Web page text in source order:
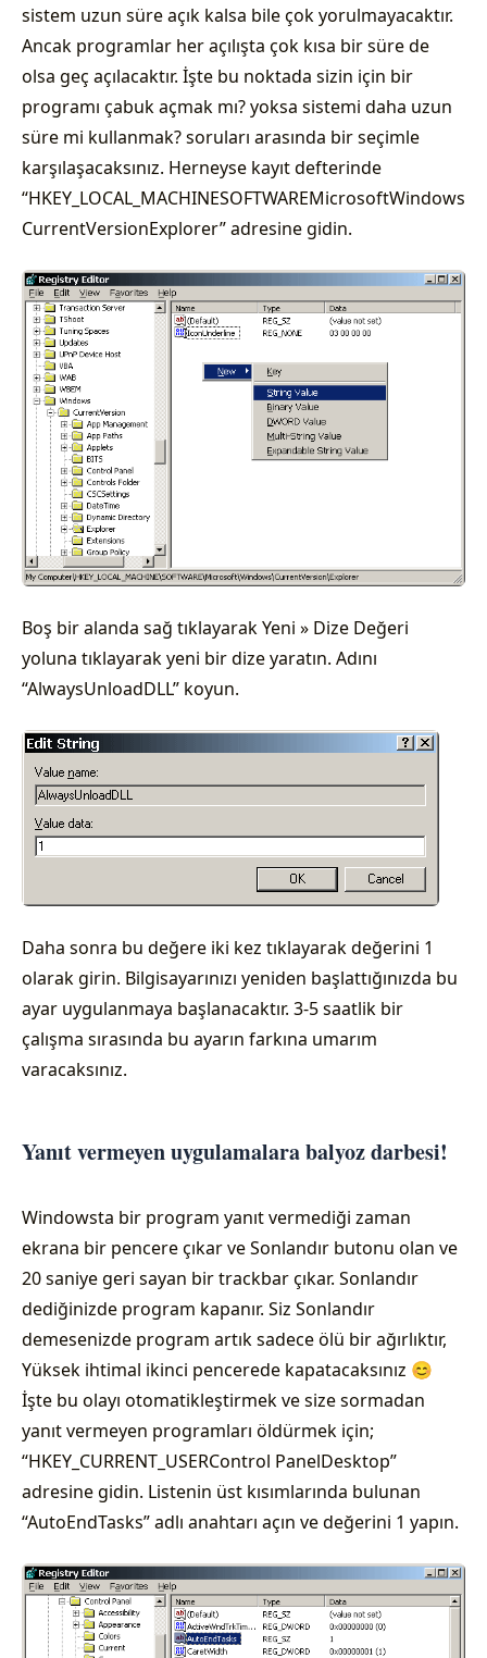
sistem uzun süre açık kalsa bile çok yorulmayacaktır.
Ancak programlar her açılışta çok kısa bir süre de
olsa geç açılacaktır. İşte bu noktada sizin için bir
programı çabuk açmak mı? yoksa sistemi daha uzun
süre mi kullanmak? soruları arasında bir seçimle
karşılaşacaksınız. Herneyse kayıt defterinde
“HKEY_LOCAL_MACHINESOFTWAREMicrosoftWindows
CurrentVersionExplorer” adresine gidin.
Boş bir alanda sağ tıklayarak Yeni » Dize Değeri
yoluna tıklayarak yeni bir dize yaratın. Adını
“AlwaysUnloadDLL” koyun.
Daha sonra bu değere iki kez tıklayarak değerini 1
olarak girin. Bilgisayarınızı yeniden başlattığınızda bu
ayar uygulanmaya başlanacaktır. 3-5 saatlik bir
çalışma sırasında bu ayarın farkına umarım
varacaksınız.
Yanıt vermeyen uygulamalara balyoz darbesi!
Windowsta bir program yanıt vermediği zaman
ekrana bir pencere çıkar ve Sonlandır butonu olan ve
20 saniye geri sayan bir trackbar çıkar. Sonlandır
dediğinizde program kapanır. Siz Sonlandır
demesenizde program artık sadece ölü bir ağırlıktır,
Yüksek ihtimal ikinci pencerede kapatacaksınız 😊
İşte bu olayı otomatikleştirmek ve size sormadan
yanıt vermeyen programları öldürmek için;
“HKEY_CURRENT_USERControl PanelDesktop”
adresine gidin. Listenin üst kısımlarında bulunan
“AutoEndTasks” adlı anahtarı açın ve değerini 1 yapın.